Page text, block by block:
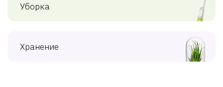
Уборка
Хранение